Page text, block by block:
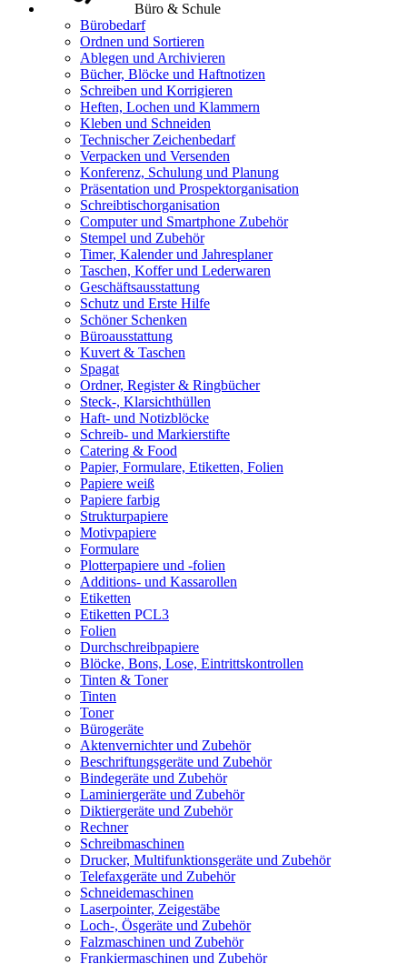
Büro & Schule
Bürobedarf
Ordnen und Sortieren
Ablegen und Archivieren
Bücher, Blöcke und Haftnotizen
Schreiben und Korrigieren
Heften, Lochen und Klammern
Kleben und Schneiden
Technischer Zeichenbedarf
Verpacken und Versenden
Konferenz, Schulung und Planung
Präsentation und Prospektorganisation
Schreibtischorganisation
Computer und Smartphone Zubehör
Stempel und Zubehör
Timer, Kalender und Jahresplaner
Taschen, Koffer und Lederwaren
Geschäftsausstattung
Schutz und Erste Hilfe
Schöner Schenken
Büroausstattung
Kuvert & Taschen
Spagat
Ordner, Register & Ringbücher
Steck-, Klarsichthüllen
Haft- und Notizblöcke
Schreib- und Markierstifte
Catering & Food
Papier, Formulare, Etiketten, Folien
Papiere weiß
Papiere farbig
Strukturpapiere
Motivpapiere
Formulare
Plotterpapiere und -folien
Additions- und Kassarollen
Etiketten
Etiketten PCL3
Folien
Durchschreibpapiere
Blöcke, Bons, Lose, Eintrittskontrollen
Tinten & Toner
Tinten
Toner
Bürogeräte
Aktenvernichter und Zubehör
Beschriftungsgeräte und Zubehör
Bindegeräte und Zubehör
Laminiergeräte und Zubehör
Diktiergeräte und Zubehör
Rechner
Schreibmaschinen
Drucker, Multifunktionsgeräte und Zubehör
Telefaxgeräte und Zubehör
Schneidemaschinen
Laserpointer, Zeigestäbe
Loch-, Ösgeräte und Zubehör
Falzmaschinen und Zubehör
Frankiermaschinen und Zubehör